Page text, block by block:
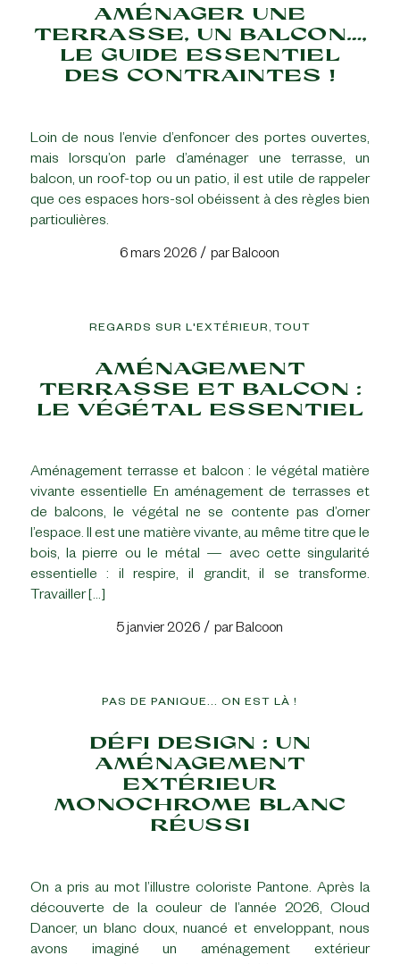
AMÉNAGER UNE
TERRASSE, UN BALCON…,
LE GUIDE ESSENTIEL
DES CONTRAINTES !
Loin de nous l’envie d’enfoncer des portes ouvertes,
mais lorsqu’on parle d’aménager une terrasse, un
balcon, un roof-top ou un patio, il est utile de rappeler
que ces espaces hors-sol obéissent à des règles bien
particulières.
6 mars 2026 / parBalcoon
REGARDS SUR L'EXTÉRIEUR , TOUT
AMÉNAGEMENT
TERRASSE ET BALCON :
LE VÉGÉTAL ESSENTIEL
Aménagement terrasse et balcon : le végétal matière
vivante essentielle En aménagement de terrasses et
de balcons, le végétal ne se contente pas d’orner
l’espace. Il est une matière vivante, au même titre que le
bois, la pierre ou le métal — avec cette singularité
essentielle : il respire, il grandit, il se transforme.
Travailler […]
5 janvier 2026 / parBalcoon
PAS DE PANIQUE... ON EST LÀ !
DÉFI DESIGN : UN
AMÉNAGEMENT
EXTÉRIEUR
MONOCHROME BLANC
RÉUSSI
On a pris au mot l’illustre coloriste Pantone. Après la
découverte de la couleur de l’année 2026, Cloud
Dancer, un blanc doux, nuancé et enveloppant, nous
avons imaginé un aménagement extérieur